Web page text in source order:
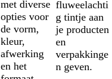
met diverse
opties voor
de vorm,
kleur,
afwerking
en het
fluweelachti
g tintje aan
je producten
en
verpakkinge
n geven.